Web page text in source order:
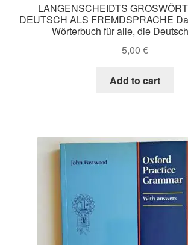
LANGENSCHEIDTS
DEUTSCH ALS FREMDSPRACHE
Wörterbuch für alle, die
5,00 €
Add to cart